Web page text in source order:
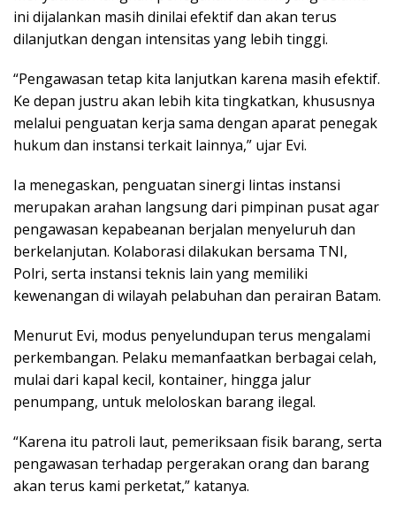
ini dijalankan masih dinilai efektif dan akan terus
dilanjutkan dengan intensitas yang lebih tinggi.
“Pengawasan tetap kita lanjutkan karena masih efektif.
Ke depan justru akan lebih kita tingkatkan, khususnya
melalui penguatan kerja sama dengan aparat penegak
hukum dan instansi terkait lainnya,” ujar Evi.
Ia menegaskan, penguatan sinergi lintas instansi
merupakan arahan langsung dari pimpinan pusat agar
pengawasan kepabeanan berjalan menyeluruh dan
berkelanjutan. Kolaborasi dilakukan bersama TNI,
Polri, serta instansi teknis lain yang memiliki
kewenangan di wilayah pelabuhan dan perairan Batam.
Menurut Evi, modus penyelundupan terus mengalami
perkembangan. Pelaku memanfaatkan berbagai celah,
mulai dari kapal kecil, kontainer, hingga jalur
penumpang, untuk meloloskan barang ilegal.
“Karena itu patroli laut, pemeriksaan fisik barang, serta
pengawasan terhadap pergerakan orang dan barang
akan terus kami perketat,” katanya.